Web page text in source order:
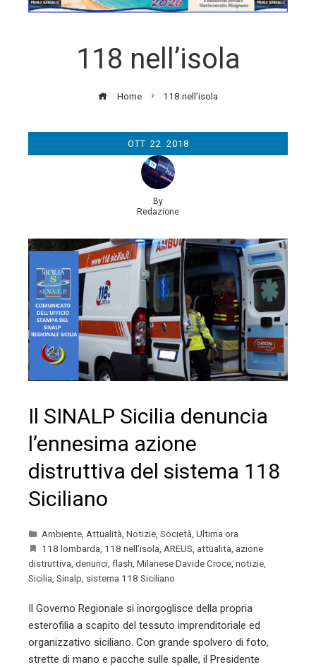
118 nell’isola
Home 118 nell’isola
OTT 22 2018
By
Redazione
Il SINALP Sicilia denuncia
l’ennesima azione
distruttiva del sistema 118
Siciliano
Ambiente, Attualità, Notizie, Società, Ultima ora
118 lombarda, 118 nell’isola, AREUS, attualità, azione
distruttiva, denunci, flash, Milanese Davide Croce, notizie,
Sicilia, Sinalp, sistema 118 Siciliano
Il Governo Regionale si inorgoglisce della propria
esterofilia a scapito del tessuto imprenditoriale ed
organizzativo siciliano. Con grande spolvero di foto,
strette di mano e pacche sulle spalle, il Presidente